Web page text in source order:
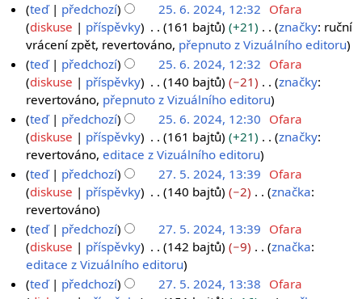
e
teď
předchozí 25. 6. 2024, 12:32 Ofara
diskuse
příspěvky 161 bajtů
+21
B
e
z
s
h
r
n
u
t
í
e
d
i
a
značky: ruční
vrácení zpět revertováno přepnuto z Vizuálního editoru
teď
předchozí 25. 6. 2024, 12:32 Ofara
diskuse
příspěvky 140 bajtů
−21
B
e
z
s
h
r
n
u
t
í
e
d
značky:
revertováno přepnuto z Vizuálního editoru
teď
předchozí 25. 6. 2024, 12:30 Ofara
diskuse
příspěvky 161 bajtů
+21
B
e
z
s
h
r
n
u
značky:
revertováno editace z Vizuálního editoru
2
teď předchozí 27. 5. 2024, 13:39 Ofara
diskuse
příspěvky 140 bajtů
−2
B
e
z
s
h
značka:
revertováno
teď
předchozí 27. 5. 2024, 13:39 Ofara
diskuse
příspěvky 142 bajtů
−9
B
e
značka:
editace z Vizuálního editoru
teď
předchozí 27. 5. 2024, 13:38 Ofara